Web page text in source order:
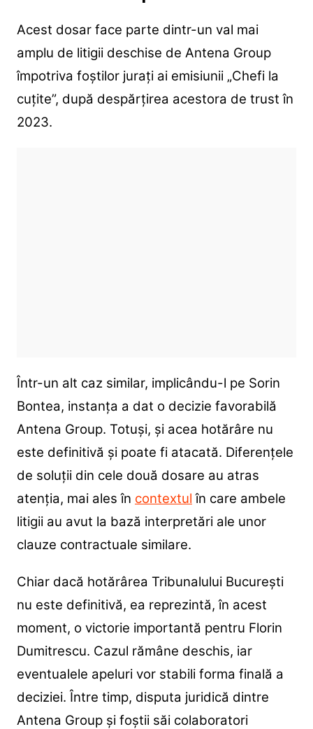
Acest dosar face parte dintr-un val mai
amplu de litigii deschise de Antena Group
împotriva foștilor jurați ai emisiunii „Chefi la
cuțite”, după despărțirea acestora de trust în
2023.
Într-un alt caz similar, implicându-l pe Sorin
Bontea, instanța a dat o decizie favorabilă
Antena Group. Totuși, și acea hotărâre nu
este definitivă și poate fi atacată. Diferențele
de soluții din cele două dosare au atras
atenția, mai ales în contextul în care ambele
litigii au avut la bază interpretări ale unor
clauze contractuale similare.
Chiar dacă hotărârea Tribunalului București
nu este definitivă, ea reprezintă, în acest
moment, o victorie importantă pentru Florin
Dumitrescu. Cazul rămâne deschis, iar
eventualele apeluri vor stabili forma finală a
deciziei. Între timp, disputa juridică dintre
Antena Group și foștii săi colaboratori